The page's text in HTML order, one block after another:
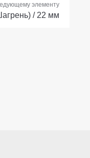
элементу
/ 22 мм